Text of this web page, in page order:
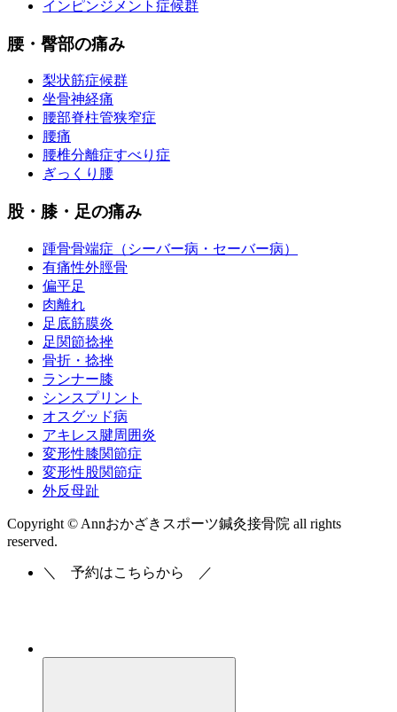
インピンジメント症候群
腰・臀部の痛み
梨状筋症候群
坐骨神経痛
腰部脊柱管狭窄症
腰痛
腰椎分離症すべり症
ぎっくり腰
股・膝・足の痛み
踵骨骨端症（シーバー病・セーバー病）
有痛性外脛骨
偏平足
肉離れ
足底筋膜炎
足関節捻挫
骨折・捻挫
ランナー膝
シンスプリント
オスグッド病
アキレス腱周囲炎
変形性膝関節症
変形性股関節症
外反母趾
Copyright © Annおかざきスポーツ鍼灸接骨院 all rights
reserved.
＼ 予約はこちらから ／